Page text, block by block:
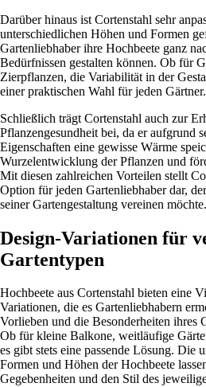
Darüber hinaus ist Cortenstahl sehr
unterschiedlichen Höhen und Formen
Gartenliebhaber ihre Hochbeete ganz
Bedürfnissen gestalten können. Ob für
Zierpflanzen, die Variabilität in der
einer praktischen Wahl für jeden Gärtner.
Schließlich trägt Cortenstahl auch zur
Pflanzengesundheit bei, da er aufgrund
Eigenschaften eine gewisse Wärme
Wurzelentwicklung der Pflanzen und
Mit diesen zahlreichen Vorteilen stellt
Option für jeden Gartenliebhaber dar,
seiner Gartengestaltung vereinen möchte.
Design-Variationen für
Gartentypen
Hochbeete aus Cortenstahl bieten eine
Variationen, die es Gartenliebhabern
Vorlieben und die Besonderheiten ihres
Ob für kleine Balkone, weitläufige
es gibt stets eine passende Lösung. Die
Formen und Höhen der Hochbeete
Gegebenheiten und den Stil des